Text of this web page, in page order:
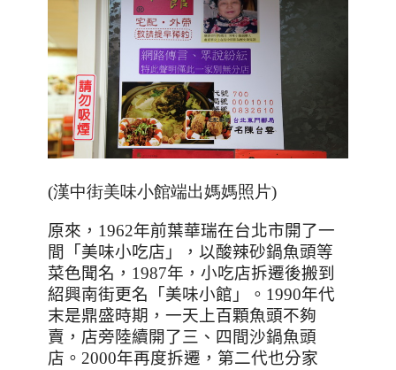
(漢中街美味小館端出媽媽照片)
原來， 1962年前葉華瑞在台北市開了一
間「美味小吃店」，以酸辣砂鍋魚頭等
菜色聞名， 1987年，小吃店拆遷後搬到
紹興南街更名「美味小館」。 1990年代
末是鼎盛時期，一天上百顆魚頭不夠
賣，店旁陸續開了三、四間沙鍋魚頭
店。 2000年再度拆遷，第二代也分家